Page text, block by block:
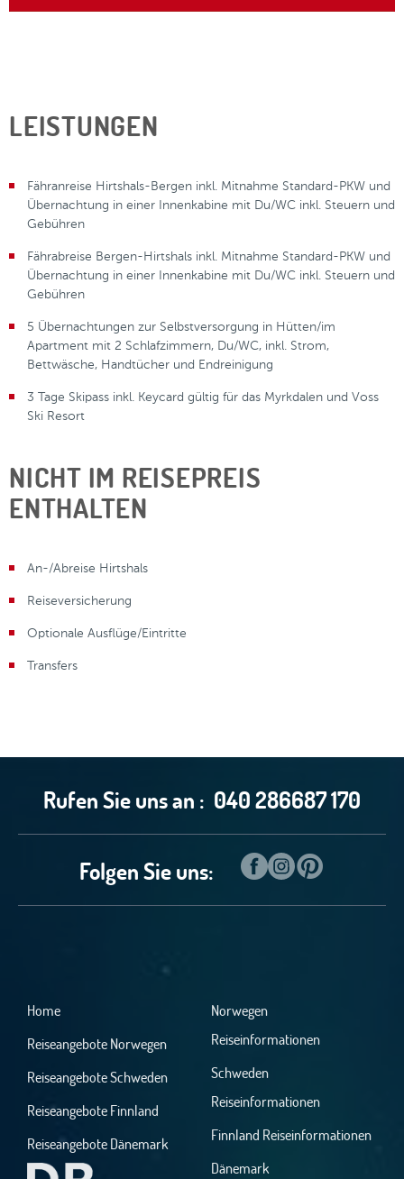
LEISTUNGEN
Fähranreise Hirtshals-Bergen inkl. Mitnahme Standard-PKW und
Übernachtung in einer Innenkabine mit Du/WC inkl. Steuern und
Gebühren
Fährabreise Bergen-Hirtshals inkl. Mitnahme Standard-PKW und
Übernachtung in einer Innenkabine mit Du/WC inkl. Steuern und
Gebühren
5 Übernachtungen zur Selbstversorgung in Hütten/im
Apartment mit 2 Schlafzimmern, Du/WC, inkl. Strom,
Bettwäsche, Handtücher und Endreinigung
3 Tage Skipass inkl. Keycard gültig für das Myrkdalen und Voss
Ski Resort
NICHT IM REISEPREIS
ENTHALTEN
An-/Abreise Hirtshals
Reiseversicherung
Optionale Ausflüge/Eintritte
Transfers
Rufen Sie uns an : 040 286687 170
Folgen Sie uns:
Home
Reiseangebote Norwegen
Reiseangebote Schweden
Reiseangebote Finnland
Reiseangebote Dänemark
Norwegen
Reiseinformationen
Schweden
Reiseinformationen
Finnland Reiseinformationen
Dänemark